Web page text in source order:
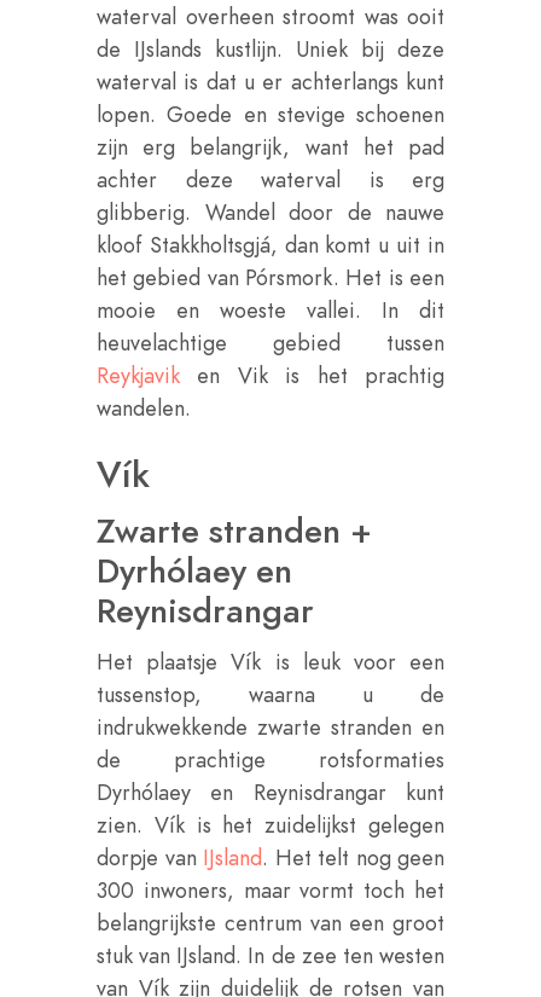
waterval overheen stroomt was ooit
de IJslands kustlijn. Uniek bij deze
waterval is dat u er achterlangs kunt
lopen. Goede en stevige schoenen
zijn erg belangrijk, want het pad
achter deze waterval is erg
glibberig. Wandel door de nauwe
kloof Stakkholtsgjá, dan komt u uit in
het gebied van Pórsmork. Het is een
mooie en woeste vallei. In dit
heuvelachtige gebied tussen
Reykjavik en Vik is het prachtig
wandelen.
Vík
Zwarte stranden +
Dyrhólaey en
Reynisdrangar
Het plaatsje Vík is leuk voor een
tussenstop, waarna u de
indrukwekkende zwarte stranden en
de prachtige rotsformaties
Dyrhólaey en Reynisdrangar kunt
zien. Vík is het zuidelijkst gelegen
dorpje van IJsland. Het telt nog geen
300 inwoners, maar vormt toch het
belangrijkste centrum van een groot
stuk van IJsland. In de zee ten westen
van Vík zijn duidelijk de rotsen van